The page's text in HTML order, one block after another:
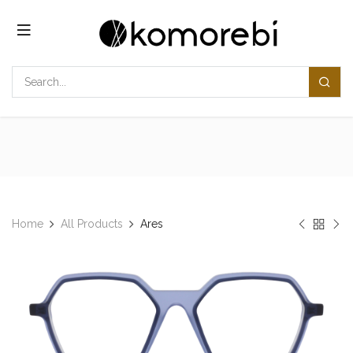
Home All Products Ares